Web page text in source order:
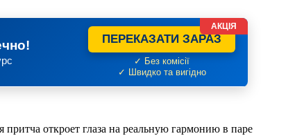
ПЕРЕКАЗАТИ ЗАРАЗ
✓ Без комісії
✓ Швидко та вигідно
АКЦІЯ
откроет глаза на реальную гармонию в паре